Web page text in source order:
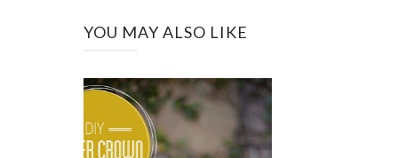
YOU MAY ALSO LIKE